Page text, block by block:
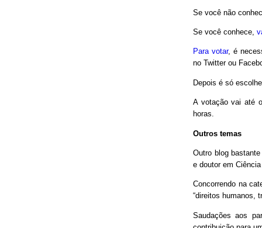
Se você não
Se você conhece,
Para votar, é
no Twitter ou
Depois é só
A votação vai até
horas.
Outros temas
Outro blog
e doutor em
Concorrendo na
“direitos humanos,
Saudações aos